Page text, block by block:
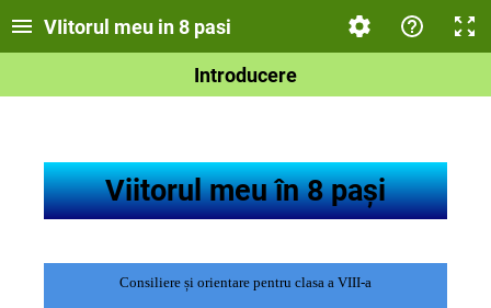
VIitorul meu in 8 pasi
Introducere
Viitorul meu în 8 pași
Consiliere și orientare pentru clasa a VIII-a